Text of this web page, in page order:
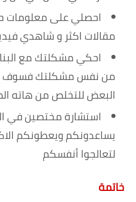
احصلي على معلومات
مقالات اكثر و شاهدي
احكي مشكلتك مع
من نفس مشكلتك فسوف
البعض للتخلص من هاته
استشارة مختصين في
يساعدونكم ويعطونكم
لتعالجوا أنفسكم
خاتمة